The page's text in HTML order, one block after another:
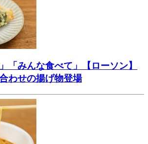
「みんな食べて」【ローソン】
わせの揚げ物登場